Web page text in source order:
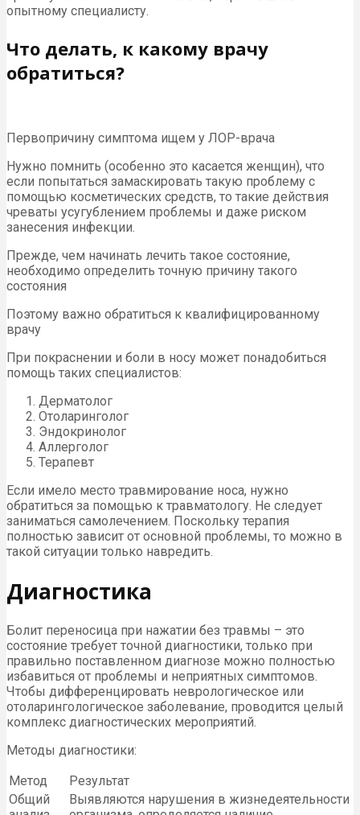
опытному специалисту.
Что делать, к какому врачу
обратиться?
Первопричину симптома ищем у ЛОР-врача
Нужно помнить (особенно это касается женщин), что
если попытаться замаскировать такую проблему с
помощью косметических средств, то такие действия
чреваты усугублением проблемы и даже риском
занесения инфекции.
Прежде, чем начинать лечить такое состояние,
необходимо определить точную причину такого
состояния
Поэтому важно обратиться к квалифицированному
врачу
При покраснении и боли в носу может понадобиться
помощь таких специалистов:
Дерматолог
Отоларинголог
Эндокринолог
Аллерголог
Терапевт
Если имело место травмирование носа, нужно
обратиться за помощью к травматологу. Не следует
заниматься самолечением. Поскольку терапия
полностью зависит от основной проблемы, то можно в
такой ситуации только навредить.
Диагностика
Болит переносица при нажатии без травмы – это
состояние требует точной диагностики, только при
правильно поставленном диагнозе можно полностью
избавиться от проблемы и неприятных симптомов.
Чтобы дифференцировать неврологическое или
отоларингологическое заболевание, проводится целый
комплекс диагностических мероприятий.
Методы диагностики:
Метод
Результат
Общий
Выявляются нарушения в жизнедеятельности